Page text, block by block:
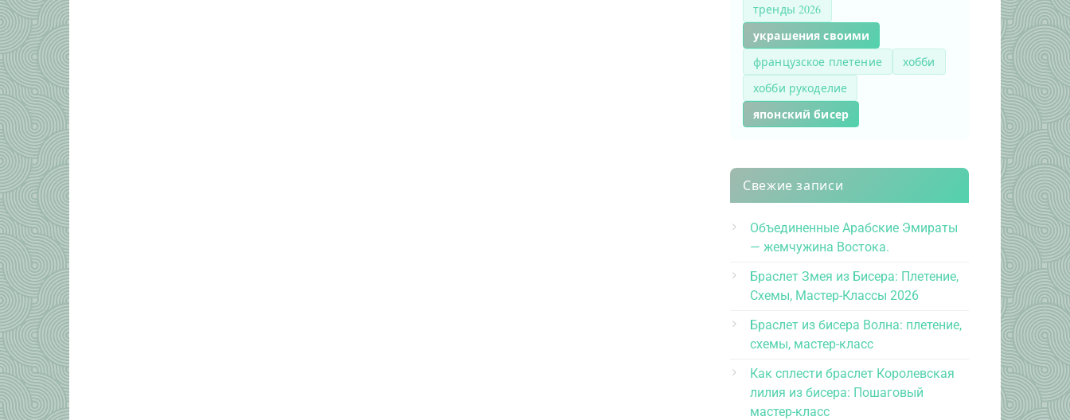
тренды 2026
украшения своими
французское плетение
хобби
хобби рукоделие
японский бисер
Свежие записи
Объединенные Арабские Эмираты
— жемчужина Востока.
Браслет Змея из Бисера: Плетение,
Схемы, Мастер-Классы 2026
Браслет из бисера Волна: плетение,
схемы, мастер-класс
Как сплести браслет Королевская
лилия из бисера: Пошаговый
мастер-класс